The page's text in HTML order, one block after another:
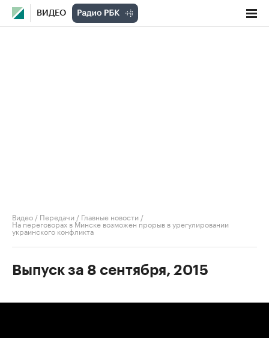
ВИДЕО
Видео / Передачи / Главные новости /
На переговорах в Минске возможен прорыв в урегулировании
украинского конфликта
Выпуск за 8 сентября, 2015